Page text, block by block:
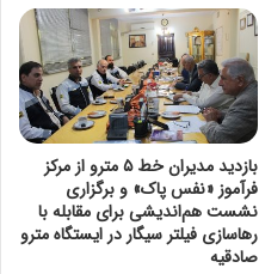
بازدید مدیران خط ۵ مترو از مرکز
فرآموز «نفس پاک» و برگزاری
نشست هم‌اندیشی برای مقابله با
رهاسازی فیلتر سیگار در ایستگاه مترو
صادقیه